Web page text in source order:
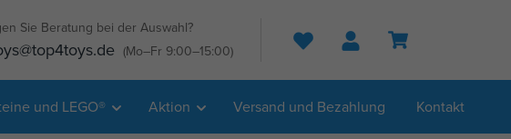
Sie Beratung bei der Auswahl?
(Mo–Fr 9:00–15:00) Suche
und LEGO® Aktion Versand und Bezahlung Kontakt